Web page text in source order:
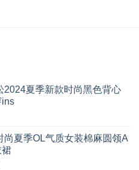
2024夏季新款时尚黑色背心
ins
尚夏季OL气质女装棉麻圆领A
裙